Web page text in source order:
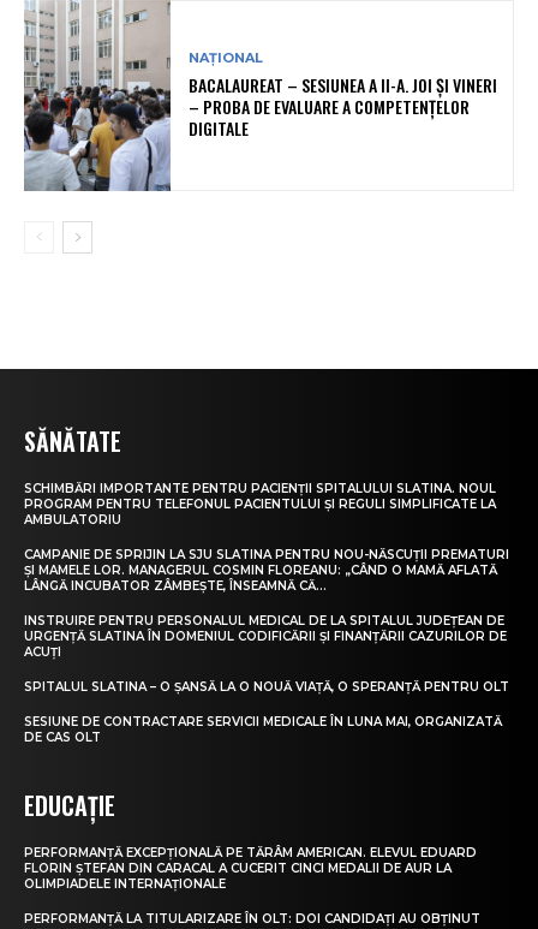
NAȚIONAL
BACALAUREAT – SESIUNEA A II-A. JOI ȘI VINERI
– PROBA DE EVALUARE A COMPETENȚELOR
DIGITALE
SĂNĂTATE
SCHIMBĂRI IMPORTANTE PENTRU PACIENȚII SPITALULUI SLATINA. NOUL
PROGRAM PENTRU TELEFONUL PACIENTULUI ȘI REGULI SIMPLIFICATE LA
AMBULATORIU
CAMPANIE DE SPRIJIN LA SJU SLATINA PENTRU NOU-NĂSCUȚII PREMATURI
ȘI MAMELE LOR. MANAGERUL COSMIN FLOREANU: „CÂND O MAMĂ AFLATĂ
LÂNGĂ INCUBATOR ZÂMBEȘTE, ÎNSEAMNĂ CĂ...
INSTRUIRE PENTRU PERSONALUL MEDICAL DE LA SPITALUL JUDEȚEAN DE
URGENȚĂ SLATINA ÎN DOMENIUL CODIFICĂRII ȘI FINANȚĂRII CAZURILOR DE
ACUȚI
SPITALUL SLATINA – O ȘANSĂ LA O NOUĂ VIAȚĂ, O SPERANȚĂ PENTRU OLT
SESIUNE DE CONTRACTARE SERVICII MEDICALE ÎN LUNA MAI, ORGANIZATĂ
DE CAS OLT
EDUCAȚIE
PERFORMANȚĂ EXCEPȚIONALĂ PE TĂRÂM AMERICAN. ELEVUL EDUARD
FLORIN ȘTEFAN DIN CARACAL A CUCERIT CINCI MEDALII DE AUR LA
OLIMPIADELE INTERNAȚIONALE
PERFORMANȚĂ LA TITULARIZARE ÎN OLT: DOI CANDIDAȚI AU OBȚINUT